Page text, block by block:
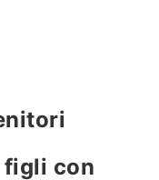
figli con